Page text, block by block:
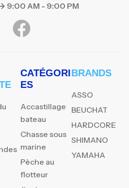
> 9:00 AM - 9:00 PM
CATÉGORI
ES
Accastillage
bateau
Chasse sous
marine
Pèche au
flotteur
BRANDS
ASSO
BEUCHAT
HARDCORE
SHIMANO
YAMAHA